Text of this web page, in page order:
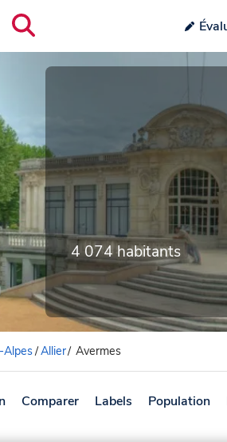
4 074 habitants
Alpes/Allier/ Avermes
Comparer Labels Population